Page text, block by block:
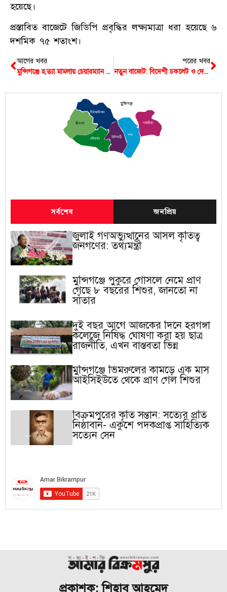
হয়েছে।
প্রস্তাবিত বাজেটে জিডিপি প্রবৃদ্ধির লক্ষ্যমাত্রা ধরা হয়েছে ৬
দশমিক ৭৫ শতাংশ।
আগের খবর
মুন্সিগঞ্জে হ.ত্যা মামলায় চেয়ারম্যান দুই ভাই কারাগারে
পরের খবর
নতুন বাজেট: বিদেশী চকলেট ও দেশী মোটরসাইকেলের দাম কমবে
শ্রীনগর
সিরাজদিখান
টংগিবাড়ী
সদর
গজারিয়া
লৌহজং
মুন্সিগঞ্জ
সর্বশেষ জনপ্রিয়
জুলাই গণঅভ্যুত্থানের আসল কৃতিত্ব
জনগণের: তথ্যমন্ত্রী
মুন্সিগঞ্জে পুকুরে গোসলে নেমে প্রাণ
গেছে ৮ বছরের শিশুর, জানতো না
সাঁতার
দুই বছর আগে আজকের দিনে হরগঙ্গা
কলেজে নিষিদ্ধ ঘোষণা করা হয় ছাত্র
রাজনীতি, এখন বাস্তবতা ভিন্ন
মুন্সিগঞ্জে ভিমরুলের কামড়ে এক মাস
আইসিইউতে থেকে প্রাণ গেল শিশুর
বিক্রমপুরের কৃতি সন্তান: সত্যের প্রতি
নিষ্ঠাবান- একুশে পদকপ্রাপ্ত সাহিত্যিক
সত্যেন সেন
প্রকাশক: শিহাব আহমেদ